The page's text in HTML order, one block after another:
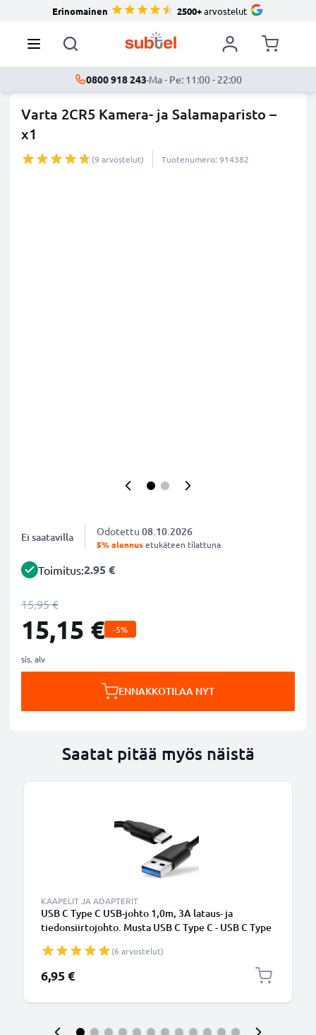
Erinomainen 2500+arvostelut
0800 918 243·Ma - Pe: 11:00 - 22:00
Varta 2CR5 Kamera- ja Salamaparisto –
x1
(9 arvostelut) Tuotenumero: 914382
Ei saatavilla Odotettu 08.10.2026
5% alennusetukäteen tilattuna
Toimitus:2.95 €
15,95 €
15,15 € -5%
sis. alv
ENNAKKOTILAA NYT
Saatat pitää myös näistä
KAAPELIT JA ADAPTERIT
USB C Type C USB-johto 1,0m, 3A lataus- ja
tiedonsiirtojohto. Musta USB C Type C - USB C Type
(6 arvostelut)
6,95 €